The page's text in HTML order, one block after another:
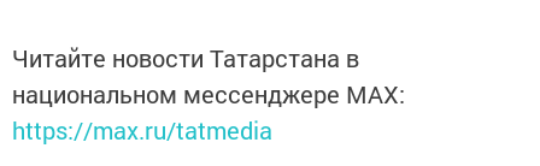
Читайте новости Татарстана в
национальном мессенджере MАХ:
https://max.ru/tatmedia